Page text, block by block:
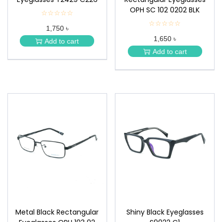
☆☆☆☆☆
★
★
★
★
1,750 ৳
Add to cart
OPH SC 102 0202 BLK
☆☆☆☆☆
★
★
★
★
1,650 ৳
Add to cart
Metal Black Rectangular
Shiny Black Eyeglasses